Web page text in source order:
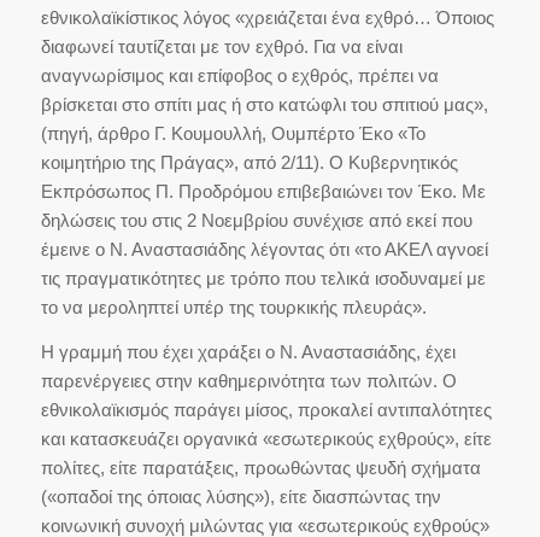
εθνικολαϊκίστικος λόγος «χρειάζεται ένα εχθρό… Όποιος
διαφωνεί ταυτίζεται με τον εχθρό. Για να είναι
αναγνωρίσιμος και επίφοβος ο εχθρός, πρέπει να
βρίσκεται στο σπίτι μας ή στο κατώφλι του σπιτιού μας»,
(πηγή, άρθρο Γ. Κουμουλλή, Ουμπέρτο Έκο «Το
κοιμητήριο της Πράγας», από 2/11). Ο Κυβερνητικός
Εκπρόσωπος Π. Προδρόμου επιβεβαιώνει τον Έκο. Με
δηλώσεις του στις 2 Νοεμβρίου συνέχισε από εκεί που
έμεινε ο Ν. Αναστασιάδης λέγοντας ότι «το ΑΚΕΛ αγνοεί
τις πραγματικότητες με τρόπο που τελικά ισοδυναμεί με
το να μεροληπτεί υπέρ της τουρκικής πλευράς».
Η γραμμή που έχει χαράξει ο Ν. Αναστασιάδης, έχει
παρενέργειες στην καθημερινότητα των πολιτών. Ο
εθνικολαϊκισμός παράγει μίσος, προκαλεί αντιπαλότητες
και κατασκευάζει οργανικά «εσωτερικούς εχθρούς», είτε
πολίτες, είτε παρατάξεις, προωθώντας ψευδή σχήματα
(«οπαδοί της όποιας λύσης»), είτε διασπώντας την
κοινωνική συνοχή μιλώντας για «εσωτερικούς εχθρούς»